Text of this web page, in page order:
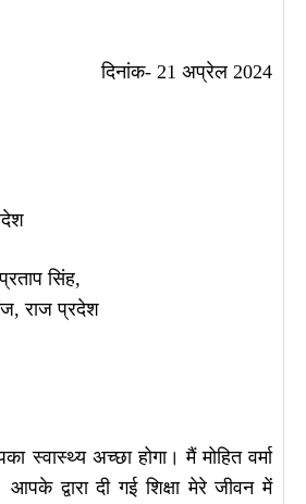
दिनांक- 21 अप्रेल 2024
सिंह,
राज प्रदेश
स्वास्थ्य अच्छा होगा। मैं मोहित वर्मा
द्वारा दी गई शिक्षा मेरे जीवन में